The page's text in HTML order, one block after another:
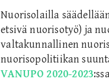
Nuorisolailla
etsivä nuorisotyö) ja
valtakunnallinen
nuorisopolitiikan
VANUPO 2020-2023